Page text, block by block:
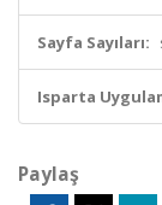
Sayfa Sayıları:
Isparta
Paylaş